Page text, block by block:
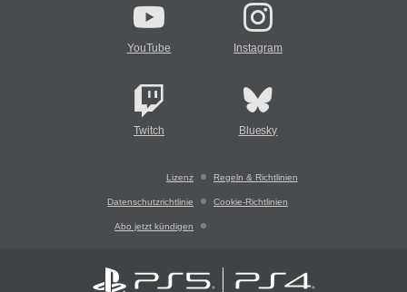
YouTube Instagram
Twitch Bluesky
Lizenz Regeln & Richtlinien
Datenschutzrichtlinie Cookie-Richtlinien
Abo jetzt kündigen